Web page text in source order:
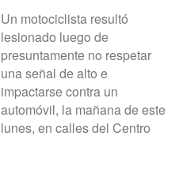
Un motociclista resultó
lesionado luego de
presuntamente no respetar
una señal de alto e
impactarse contra un
automóvil, la mañana de este
lunes, en calles del Centro